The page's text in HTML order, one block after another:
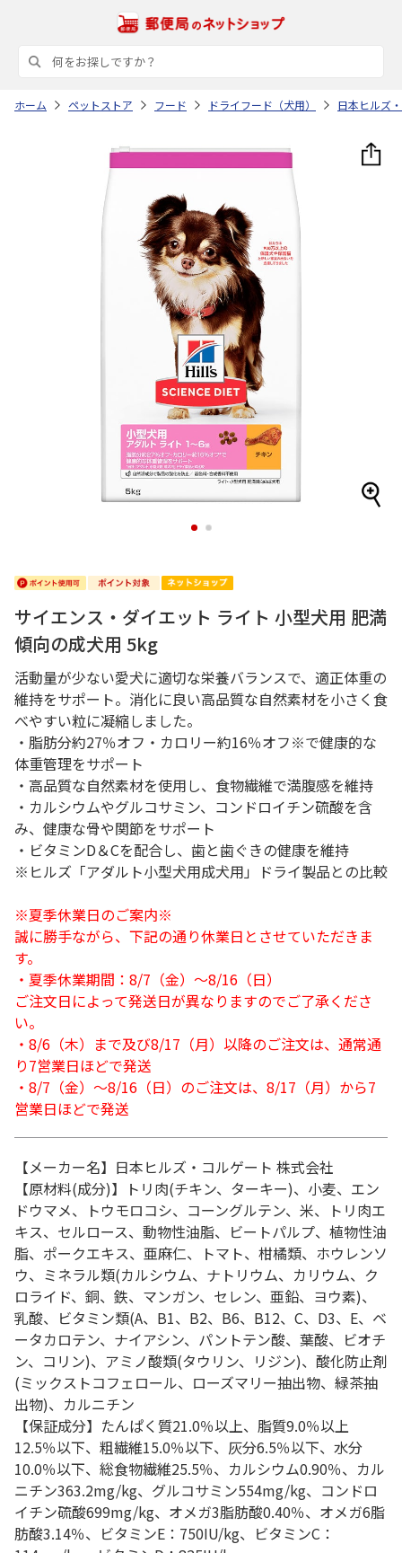
ホーム ペットストア フード ドライフード（犬用） 日本ヒルズ
1 2
サイエンス・ダイエット ライト 小型犬用 肥満
傾向の成犬用 5kg
活動量が少ない愛犬に適切な栄養バランスで、適正体重の
維持をサポート。消化に良い高品質な自然素材を小さく食
べやすい粒に凝縮しました。
・脂肪分約27％オフ・カロリー約16％オフ※で健康的な
体重管理をサポート
・高品質な自然素材を使用し、食物繊維で満腹感を維持
・カルシウムやグルコサミン、コンドロイチン硫酸を含
み、健康な骨や関節をサポート
・ビタミンD＆Cを配合し、歯と歯ぐきの健康を維持
※ヒルズ「アダルト小型犬用成犬用」ドライ製品との比較
※夏季休業日のご案内※
誠に勝手ながら、下記の通り休業日とさせていただきま
す。
・夏季休業期間：8/7（金）～8/16（日）
ご注文日によって発送日が異なりますのでご了承くださ
い。
・8/6（木）まで及び8/17（月）以降のご注文は、通常通
り7営業日ほどで発送
・8/7（金）～8/16（日）のご注文は、8/17（月）から7
営業日ほどで発送
【メーカー名】日本ヒルズ・コルゲート 株式会社
【原材料(成分)】トリ肉(チキン、ターキー)、小麦、エン
ドウマメ、トウモロコシ、コーングルテン、米、トリ肉エ
キス、セルロース、動物性油脂、ビートパルプ、植物性油
脂、ポークエキス、亜麻仁、トマト、柑橘類、ホウレンソ
ウ、ミネラル類(カルシウム、ナトリウム、カリウム、ク
ロライド、銅、鉄、マンガン、セレン、亜鉛、ヨウ素)、
乳酸、ビタミン類(A、B1、B2、B6、B12、C、D3、E、ベ
ータカロテン、ナイアシン、パントテン酸、葉酸、ビオチ
ン、コリン)、アミノ酸類(タウリン、リジン)、酸化防止剤
(ミックストコフェロール、ローズマリー抽出物、緑茶抽
出物)、カルニチン
【保証成分】たんぱく質21.0％以上、脂質9.0％以上
12.5％以下、粗繊維15.0％以下、灰分6.5％以下、水分
10.0％以下、総食物繊維25.5％、カルシウム0.90％、カル
ニチン363.2mg/kg、グルコサミン554mg/kg、コンドロ
イチン硫酸699mg/kg、オメガ3脂肪酸0.40％、オメガ6脂
肪酸3.14％、ビタミンE：750IU/kg、ビタミンC：